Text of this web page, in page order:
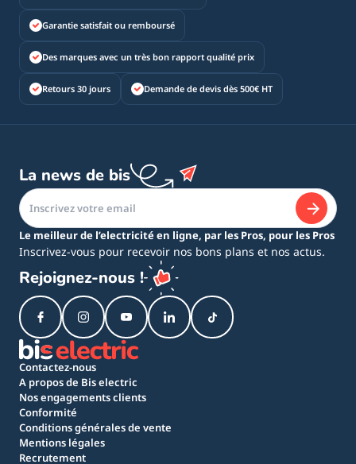
Garantie satisfait ou remboursé
Des marques avec un très bon rapport qualité prix
Retours 30 jours Demande de devis dès 500€ HT
La news de bis
Le meilleur de l’electricité en ligne, par les Pros, pour les Pros
Inscrivez-vous pour recevoir nos bons plans et nos actus.
Rejoignez-nous !
Contactez-nous
A propos de Bis electric
Nos engagements clients
Conformité
Conditions générales de vente
Mentions légales
Recrutement